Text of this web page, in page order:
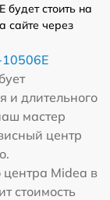
будет стоить на
сайте через
и длительного
мастер
центр
центра Midea в
стоимость